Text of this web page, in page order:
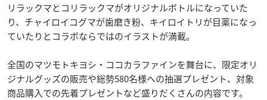
リラックマとコリラックマがオリジナルボトルになっていた
り、チャイロイコグマが歯磨き粉、キイロイトリが目薬になっ
ていたりとコラボならではのイラストが満載。
全国のマツモトキヨシ・ココカラファインを舞台に、限定オリ
ジナルグッズの販売や総勢580名様への抽選プレゼント、対象
商品購入での先着プレゼントなど盛りだくさんの内容です。